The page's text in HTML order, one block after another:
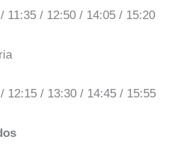
11:35 / 12:50 / 14:05 / 15:20
12:15 / 13:30 / 14:45 / 15:55